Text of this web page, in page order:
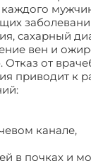
каждого
сахарный
вен и
Отказ от
приводит к
канале,
в почках и